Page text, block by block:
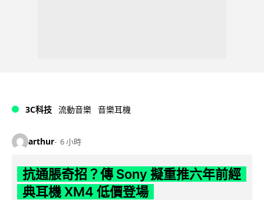
3C科技 流動音樂 音樂耳機
arthur 6 小時
抗通脹奇招？傳 Sony 擬重推六年前經
典耳機 XM4 低價登場